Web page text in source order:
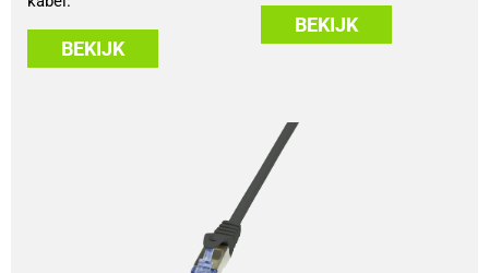
BEKIJK
BEKIJK